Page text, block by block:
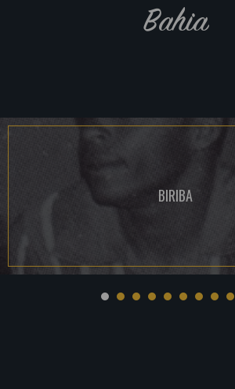
Bahia
BIRIBA